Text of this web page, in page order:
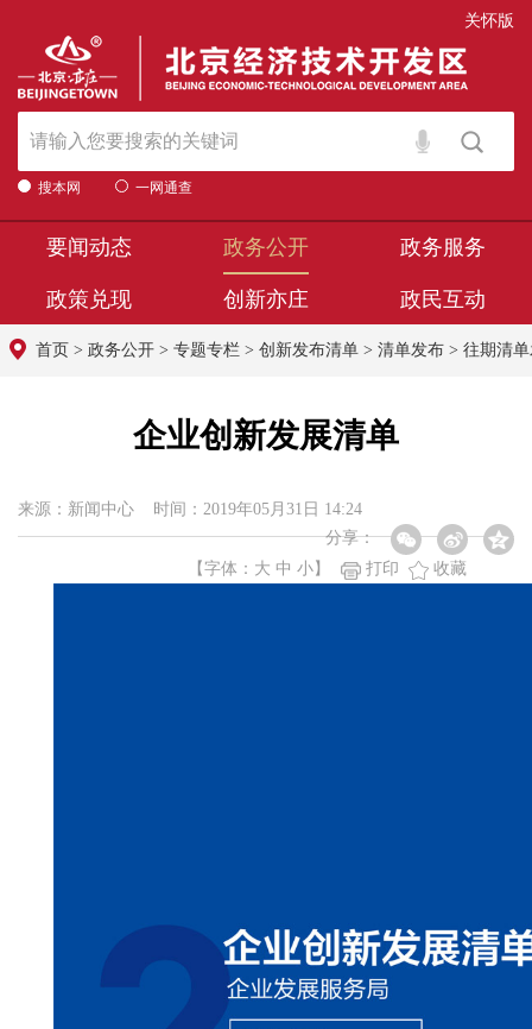
关怀版
搜本网 一网通查
要闻动态 政务公开 政务服务
政策兑现 创新亦庄 政民互动
首页 > 政务公开 > 专题专栏 > 创新发布清单 > 清单发布 > 往期清
企业创新发展清单
来源：新闻中心 时间：2019年05月31日 14:24
分享：
【字体： 大 中 小 】 打印 收藏